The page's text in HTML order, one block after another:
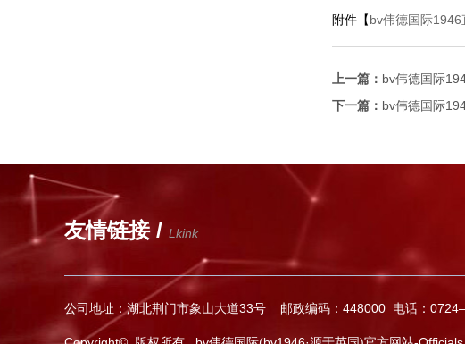
附件【bv伟德国际
上一篇： bv伟德国际
下一篇： bv伟德国际
友情链接 / Lkink
公司地址：湖北荆门市象山大道33号 邮政编码：448000 电话：